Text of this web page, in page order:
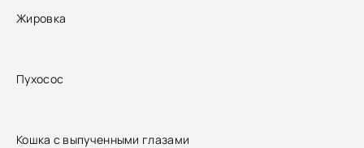
Жировка
Пухосос
Кошка с выпученными глазами